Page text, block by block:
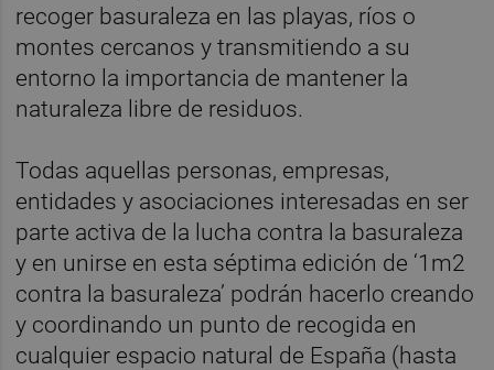
recoger basuraleza en las playas, ríos o
montes cercanos y transmitiendo a su
entorno la importancia de mantener la
naturaleza libre de residuos.
Todas aquellas personas, empresas,
entidades y asociaciones interesadas en ser
parte activa de la lucha contra la basuraleza
y en unirse en esta séptima edición de ‘1m2
contra la basuraleza’ podrán hacerlo creando
y coordinando un punto de recogida en
cualquier espacio natural de España (hasta